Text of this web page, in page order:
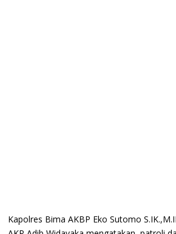
Kapolres Bima AKBP Eko Sutomo